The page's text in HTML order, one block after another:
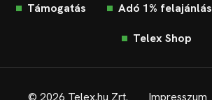
Támogatás Adó 1% felajánlás
Telex Shop